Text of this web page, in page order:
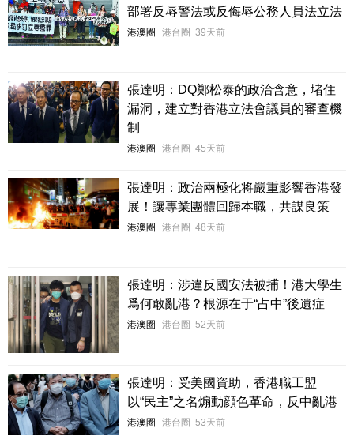
部署反辱警法或反侮辱公務人員法立法
港澳圈 港台圈 39天前
張達明：DQ鄭松泰的政治含意，堵住
漏洞，建立對香港立法會議員的審查機
制
港澳圈 港台圈 45天前
張達明：政治兩極化将嚴重影響香港發
展！讓專業團體回歸本職，共謀良策
港澳圈 港台圈 48天前
張達明：涉違反國安法被捕！港大學生
爲何敢亂港？根源在于“占中”後遺症
港澳圈 港台圈 52天前
張達明：受美國資助，香港職工盟
以“民主”之名煽動顔色革命，反中亂港
港澳圈 港台圈 53天前